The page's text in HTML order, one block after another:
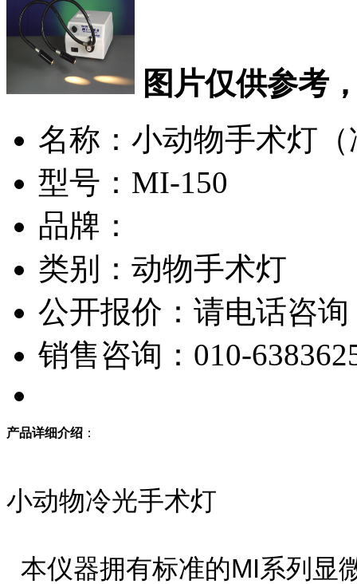
图片仅供参考
名称：小动物手术灯
型号：MI-150
品牌：
类别：动物手术灯
公开报价：请电话咨询
销售咨询：010-
产品详细介绍 ：
小动物冷光手术灯
本仪器拥有标准的MI系列显